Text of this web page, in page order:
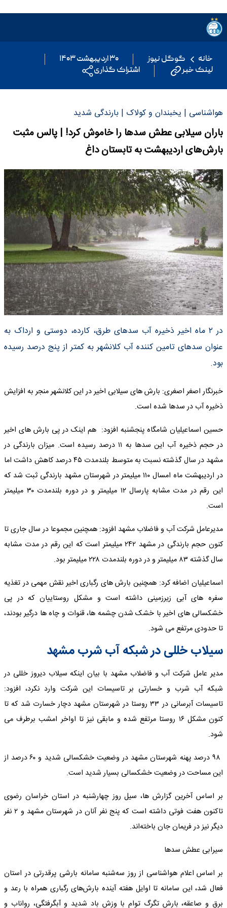
خانه گوگل نیوز
۳۰ اردیبهشت ۱۴۰۳
لینک خبر
اشتراک گذاری
هواشناسی | یخبندان و کولاک | بارندگی شدید
باران سیلابی عطش سدها را خاموش کرد! | پالس مثبت
بارش‌های اردیبهشت به تابستان داغ
در ٢ ماه اخیر ذخیره آب سدهای طرق، کارده، دوستی و ارداک به
عنوان سدهای تامین کننده آب کلانشهر به کمتر از پنج درصد رسیده
بود.
خبرنگار اصغر اصغری: بارش های سیلابی اخیر در این کلانشهر منجر به افزایش
ذخیره آب در سدها شده است.
حسین اسماعیلیان شامگاه پنجشنبه افزود: هم اینک در پی بارش های اخیر
در حجم ذخیره آب این سدها به ١١ درصد رسیده است. میزان بارندگی در
مشهد در سال گذشته نسبت به متوسط بلندمدت ۴۵ درصد کاهش داشت اما
در اردیبهشت ماه امسال ١١٠ میلیمتر در شهرستان مشهد بارندگی ثبت شد که
این رقم در مدت مشابه پارسال ١٢ میلیمتر و در دوره بلندمدت ٣٠ میلیمتر
است.
مدیرعامل شرکت آب و فاضلاب مشهد افزود: همچنین مجموعا در سال جاری تا
کنون حجم بارندگی در مشهد ٢۴٢ میلیمتر است که این رقم در مدت مشابه
سال گذشته ٨٣ میلیمتر و در دوره بلندمدت ٢٢٨ میلیمتر بود.
اسماعیلیان اضافه کرد: همچنین بارش های رگباری اخیر نقش مهمی در تغذیه
سفره های آبی زیرزمینی داشته است و مشکل روستاییان که در پی
خشکسالی های اخیر با خشک شدن چشمه ها، قنوات و چاه ها درگیر بودند،
تا حدودی مرتفع می شود.
سیلاب خللی در شبکه آب شرب مشهد
مدیر عامل شرکت آب و فاضلاب مشهد با بیان اینکه سیلاب دیروز خللی در
شبکه آب شرب و خسارتی بر تاسیسات این شرکت وارد نکرد، افزود:
تاسیسات آبرسانی در ٣٣ روستا در شهرستان مشهد دچار خسارت شد که تا
کنون مشکل ١۶ روستا مرتفع شده و مابقی نیز تا اواخر امشب برطرف می
شود.
٩٨ درصد پهنه شهرستان مشهد در وضعیت خشکسالی شدید و ۶٠ درصد از
این مساحت در وضعیت خشکسالی بسیار شدید است.
بر اساس آخرین گزارش ها، سیل روز چهارشنبه در استان خراسان رضوی
تاکنون هفت فوتی داشته است که پنج نفر آنان در شهرستان مشهد و ۲ نفر
دیگر نیز در فریمان جان باخته‌اند.
سیرابی عطش سدها
بر اساس اعلام هواشناسی از روز سه‌شنبه سامانه بارشی پرقدرتی در استان
فعال شد، این سامانه تا اوایل هفته آینده بارش‌های رگباری همراه با رعد و
برق و صاعقه، بارش تگرگ توام با وزش باد شدید و آبگرفتگی، رواناب و